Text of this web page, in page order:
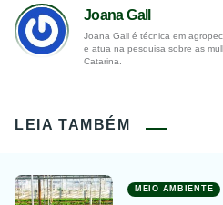
Joana Gall
Joana Gall é técnica em
e atua na pesquisa sobre as
Catarina.
LEIA TAMBÉM
MEIO AMBIENTE